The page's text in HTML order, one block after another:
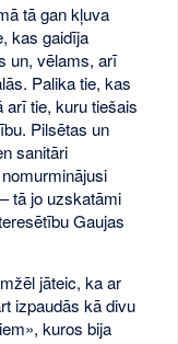
tā gan kļuva
kas gaidīja
un, vēlams, arī
Palika tie, kas
arī tie, kuru tiešais
Pilsētas un
sanitāri
tā jo uzskatāmi
Gaujas
jāteic, ka ar
izpaudās kā divu
kuros bija